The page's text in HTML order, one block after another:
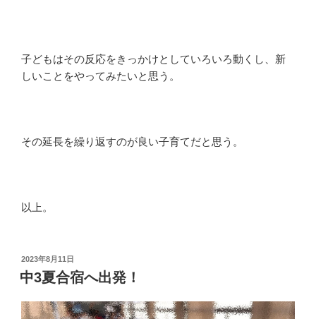
子どもはその反応をきっかけとしていろいろ動くし、新
しいことをやってみたいと思う。
その延長を繰り返すのが良い子育てだと思う。
以上。
投
稿
日:
2023年8月11日
中3夏合宿へ出発！